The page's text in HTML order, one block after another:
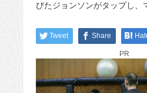
びたジョンソンがタップし、
Tweet Share
PR